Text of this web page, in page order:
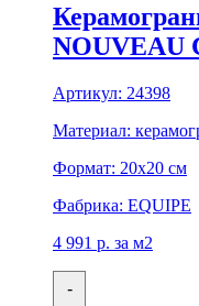
NOUVEAU
Артикул: 24398
Материал:
Формат: 20x20 см
Фабрика: EQUIPE
4 991 р. за м2
-